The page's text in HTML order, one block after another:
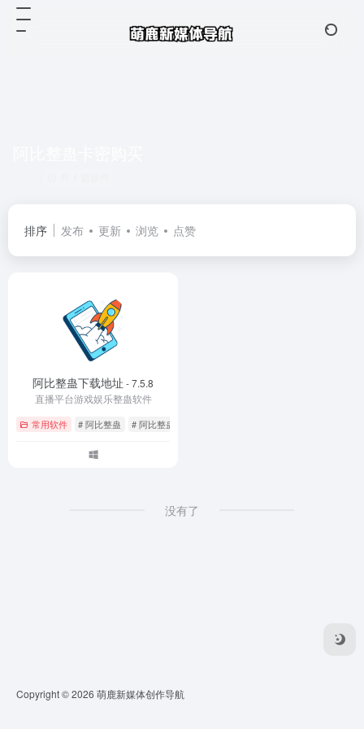
排序 发布 更新 浏览 点赞
阿比整蛊下载地址 - 7.5.8
直播平台游戏娱乐整蛊软件
常用软件 # 阿比整蛊 # 阿比整蛊下载
没有了
Copyright © 2026 萌鹿新媒体创作导航